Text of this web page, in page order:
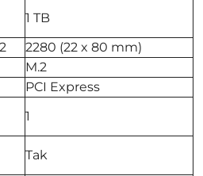
1 TB
2280 (22 x 80 mm)
M.2
PCI Express
1
Tak